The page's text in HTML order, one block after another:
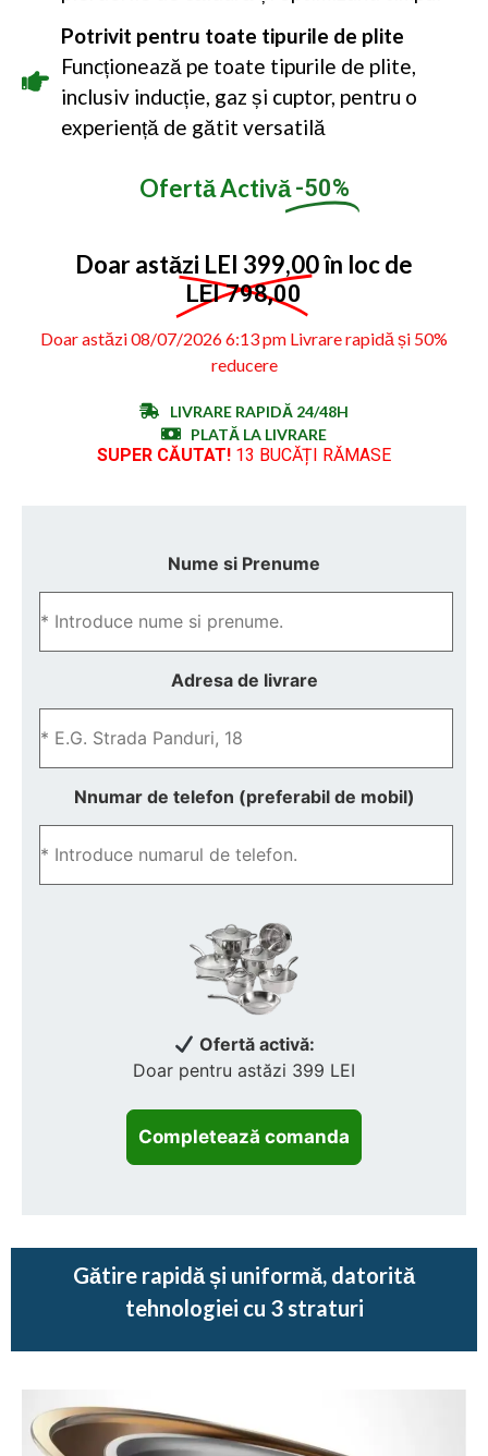
Potrivit pentru toate tipurile de plite
Funcționează pe toate tipurile de plite,
inclusiv inducție, gaz și cuptor, pentru o
experiență de gătit versatilă
Ofertă Activă -50%
Doar astăzi LEI 399,00 în loc de
LEI 798,00
Doar astăzi 08/07/2026 6:13 pm Livrare rapidă și 50%
reducere
LIVRARE RAPIDĂ 24/48H
PLATĂ LA LIVRARE
SUPER CĂUTAT! 13 BUCĂȚI RĂMASE
Nume si Prenume
Adresa de livrare
Nnumar de telefon (preferabil de mobil)
Ofertă activă:
Doar pentru astăzi 399 LEI
Gătire rapidă și uniformă, datorită
tehnologiei cu 3 straturi